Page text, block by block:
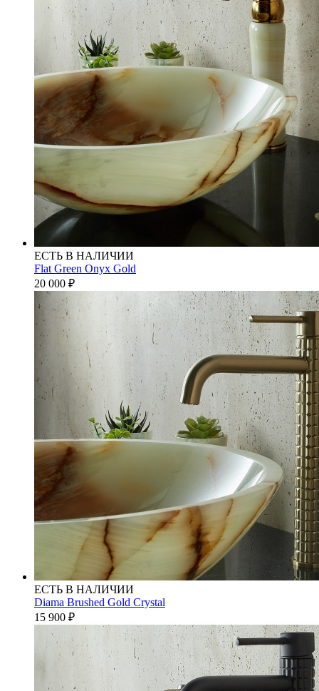
ЕСТЬ В НАЛИЧИИ
Flat Green Onyx Gold
20 000 ₽
ЕСТЬ В НАЛИЧИИ
Diama Brushed Gold Crystal
15 900 ₽